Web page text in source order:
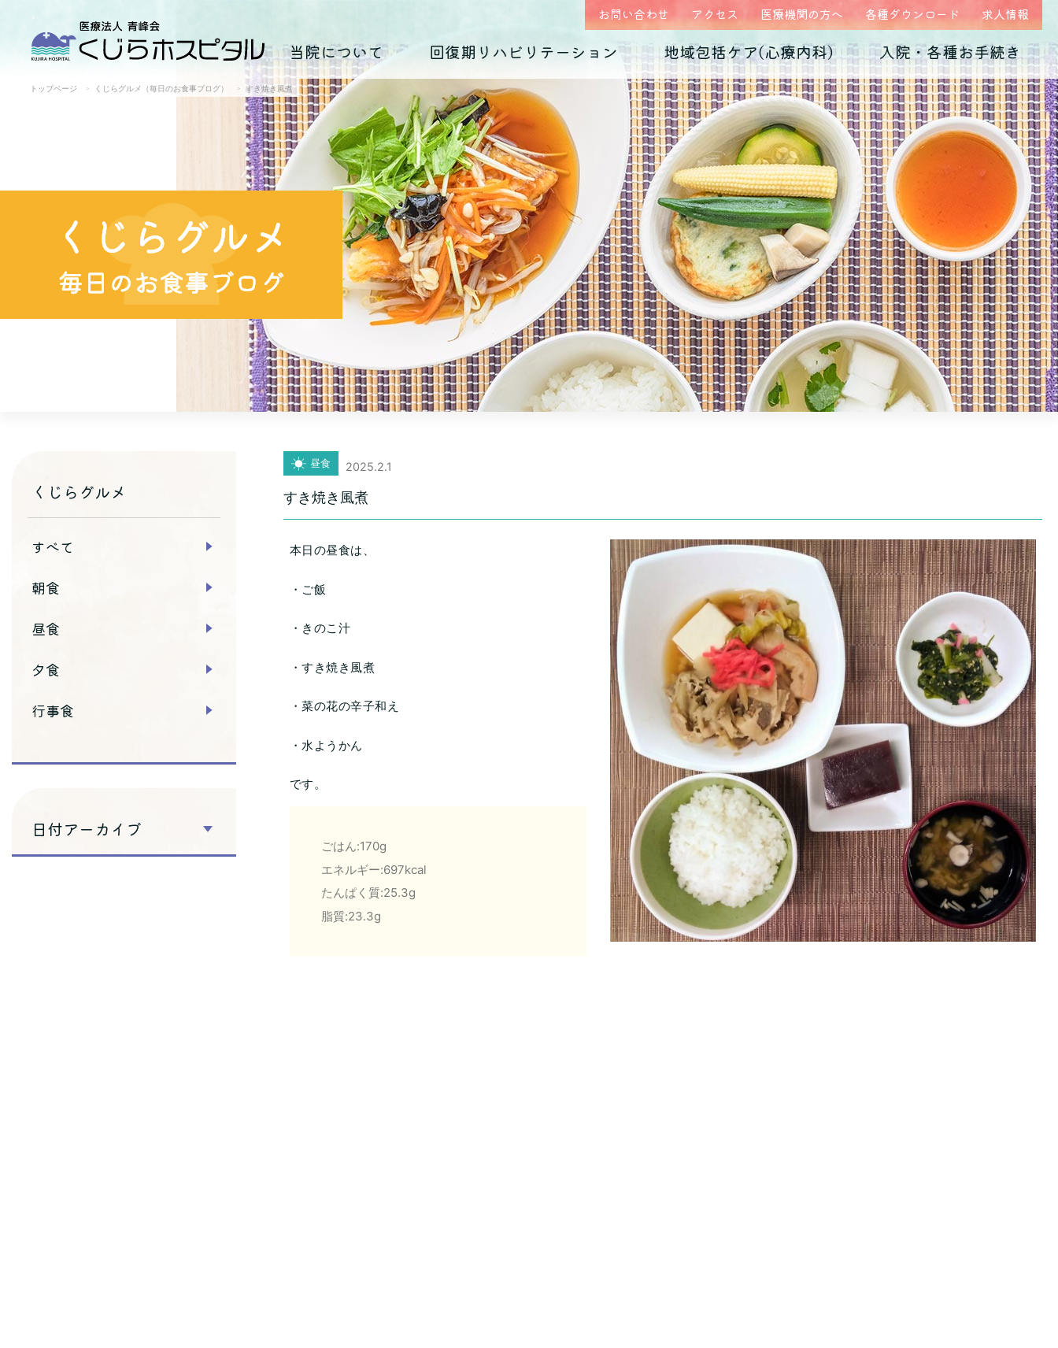
お問い合わせ アクセス 医療機関の方へ 各種ダウンロード 求人情報
当院について 回復期リハビリテーション 地域包括ケア(心療内科) 入院・各種お手続き
はじめまして、
くじらホスピタルです
診療科の紹介 医師紹介
医師紹介 インタビュー 院内紹介
病院概要
アクセス
回復期リハビリテーション 入院生活について
当院の特徴
毎日のお食事（くじらグルメ）
地域包括ケア(心療内科)のご案内 外来予約相談フォーム
うつ病
摂食障害
適応障害
発達障害
依存症
子育て不安・虐待
思春期の問題
老年期の問題 高次脳機能障害
入院のご案内 各種ダウンロード 診断書・証明書
トップページ くじらグルメ（毎日のお食事ブログ） すき焼き風煮
昼食 2025.2.1
すき焼き風煮
本日の昼食は、
・ご飯
・きのこ汁
・すき焼き風煮
・菜の花の辛子和え
・水ようかん
です。
ごはん:170g
エネルギー:697kcal
たんぱく質:25.3g
脂質:23.3g
くじらグルメ
すべて
朝食
昼食
夕食
行事食
日付アーカイブ